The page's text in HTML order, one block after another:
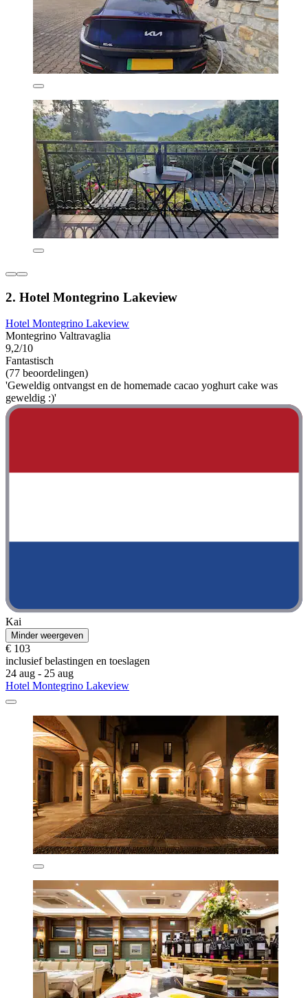
2. Hotel Montegrino Lakeview
Hotel Montegrino Lakeview
Montegrino Valtravaglia
9,2/10
Fantastisch
(77 beoordelingen)
'Geweldig ontvangst en de homemade cacao yoghurt cake was
geweldig :)'
Kai
Minder weergeven
€ 103
inclusief belastingen en toeslagen
24 aug - 25 aug
Hotel Montegrino Lakeview